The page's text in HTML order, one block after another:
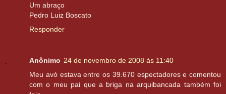
Um abraço
Pedro Luiz Boscato
Responder
Anônimo 24 de novembro de 2008 às 11:40
Meu avó estava entre os 39.670 espectadores e comentou
com o meu pai que a briga na arquibancada também foi